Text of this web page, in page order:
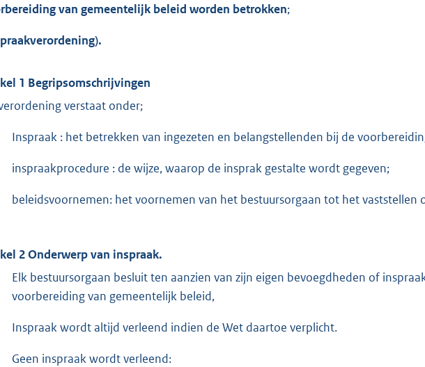
van gemeentelijk beleid worden betrokken;
1 Begripsomschrijvingen
verstaat onder;
Inspraak : het betrekken van ingezeten en belangstellenden bij de
inspraakprocedure : de wijze, waarop de insprak gestalte wordt gegeven;
beleidsvoornemen: het voornemen van het bestuursorgaan tot het vaststellen
2 Onderwerp van inspraak.
Elk bestuursorgaan besluit ten aanzien van zijn eigen bevoegdheden of
voorbereiding van gemeentelijk beleid,
Inspraak wordt altijd verleend indien de Wet daartoe verplicht.
Geen inspraak wordt verleend: